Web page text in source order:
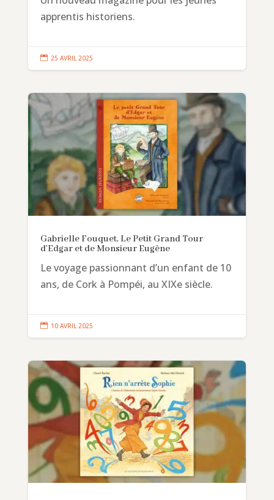
apprentis historiens.
 25 AVRIL 2025
Gabrielle Fouquet, Le Petit Grand Tour
d’Edgar et de Monsieur Eugène
Le voyage passionnant d’un enfant de 10
ans, de Cork à Pompéi, au XIXe siècle.
 10 AVRIL 2025